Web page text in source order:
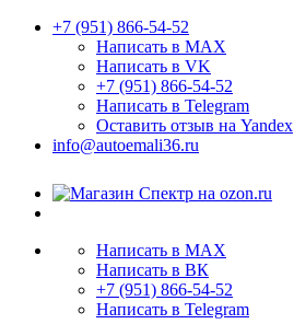
+7 (951) 866-54-52
Написать в MAX
Написать в VK
+7 (951) 866-54-52
Написать в Telegram
Оставить отзыв на Yandex
info@autoemali36.ru
Написать в MAX
Написать в ВК
+7 (951) 866-54-52
Написать в Telegram